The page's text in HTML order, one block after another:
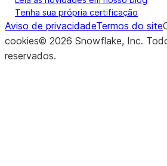
Tenha sua própria certificação
Aviso de privacidadeTermos do site
cookies© 2026 Snowflake, Inc.
reservados.